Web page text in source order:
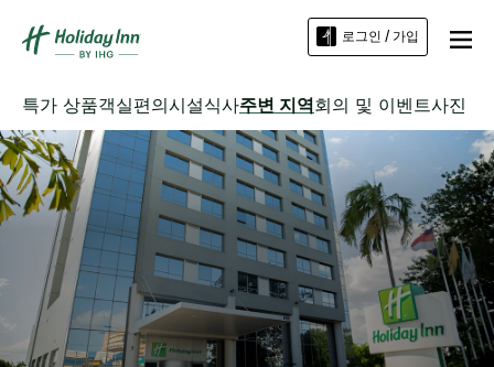
로그인 / 가입
특가 상품객실편의시설식사주변 지역회의 및 이벤트사진